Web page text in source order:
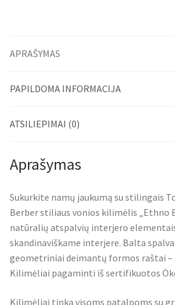
APRAŠYMAS
PAPILDOMA INFORMACIJA
ATSILIEPIMAI (0)
Aprašymas
Sukurkite namų jaukumą su stilingais
Berber stiliaus vonios kilimėlis „Ethno
natūralių atspalvių interjero
skandinaviškame interjere. Balta
geometriniai deimantų formos raštai –
Kilimėliai pagaminti iš sertifikuotos
Kilimėliai tinka visoms patalpoms su